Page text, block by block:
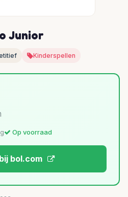
Junior
Kinderspellen
Op voorraad
bol.com